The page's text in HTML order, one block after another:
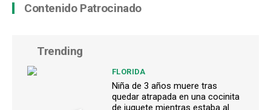
Contenido Patrocinado
Trending
FLORIDA
Niña de 3 años muere tras
quedar atrapada en una cocinita